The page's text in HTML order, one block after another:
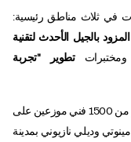
في ثلاث مناطق رئيسية:
بالجيل الأحدث لتقنية
تطوير "تجربة
يعمل في قسم تطوير المنتجات (القسم الفني) أكثر من 1500 فني موزعين على
وديلي نازيوني بمدينة